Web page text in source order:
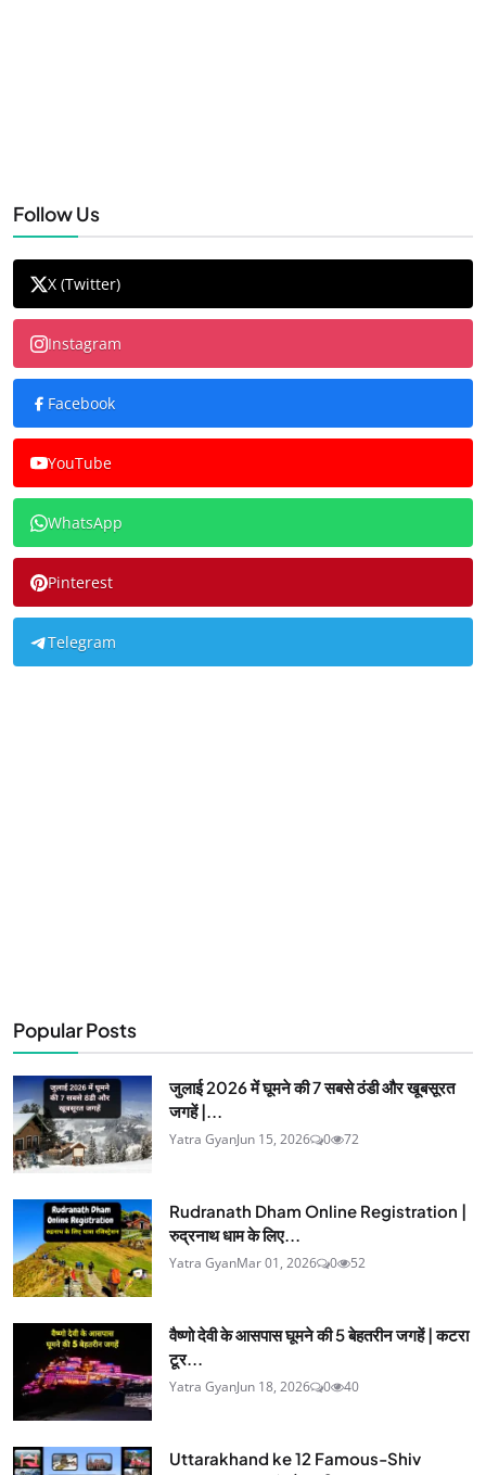
Follow Us
X (Twitter)
Instagram
Facebook
YouTube
WhatsApp
Pinterest
Telegram
Popular Posts
जुलाई 2026 में घूमने की 7 सबसे ठंडी और खूबसूरत
जगहें |...
Yatra GyanJun 15, 2026 0 72
Rudranath Dham Online Registration |
रुद्रनाथ धाम के लिए...
Yatra GyanMar 01, 2026 0 52
वैष्णो देवी के आसपास घूमने की 5 बेहतरीन जगहें | कटरा
टूर...
Yatra GyanJun 18, 2026 0 40
Uttarakhand ke 12 Famous-Shiv